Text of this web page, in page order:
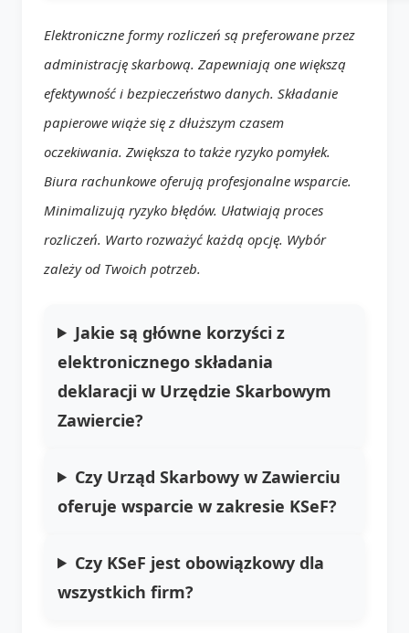
Elektroniczne formy rozliczeń są preferowane przez
administrację skarbową. Zapewniają one większą
efektywność i bezpieczeństwo danych. Składanie
papierowe wiąże się z dłuższym czasem
oczekiwania. Zwiększa to także ryzyko pomyłek.
Biura rachunkowe oferują profesjonalne wsparcie.
Minimalizują ryzyko błędów. Ułatwiają proces
rozliczeń. Warto rozważyć każdą opcję. Wybór
zależy od Twoich potrzeb.
Jakie są główne korzyści z
elektronicznego składania
deklaracji w Urzędzie Skarbowym
Zawiercie?
Czy Urząd Skarbowy w Zawierciu
oferuje wsparcie w zakresie KSeF?
Czy KSeF jest obowiązkowy dla
wszystkich firm?